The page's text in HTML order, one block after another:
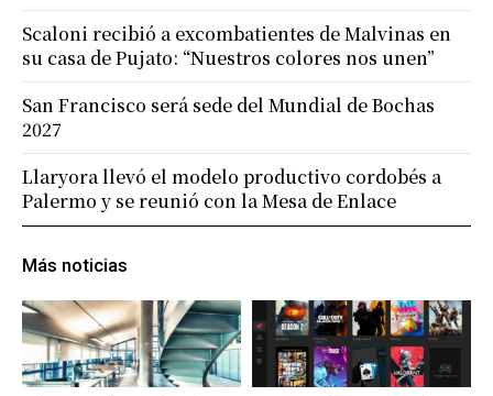
Más noticias
Scaloni recibió a excombatientes de Malvinas en
su casa de Pujato: “Nuestros colores nos unen”
San Francisco será sede del Mundial de Bochas
2027
Llaryora llevó el modelo productivo cordobés a
Palermo y se reunió con la Mesa de Enlace